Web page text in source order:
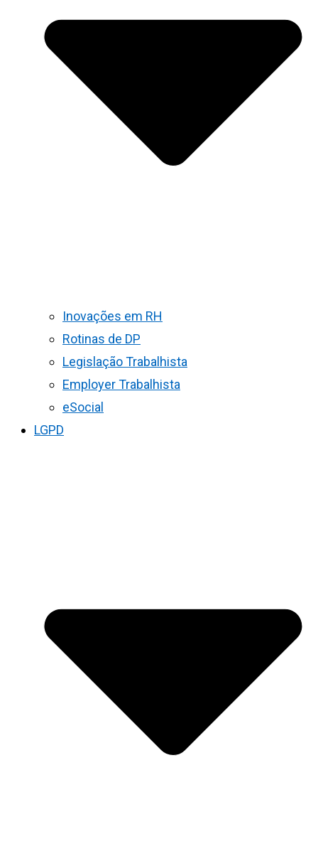
Inovações em RH
Rotinas de DP
Legislação Trabalhista
Employer Trabalhista
eSocial
LGPD